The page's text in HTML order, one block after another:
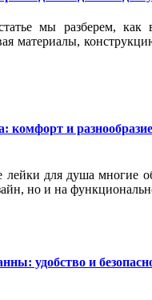
мы разберем, как
материалы,
комфорт и
лейки для душа многие
но и на
удобство и